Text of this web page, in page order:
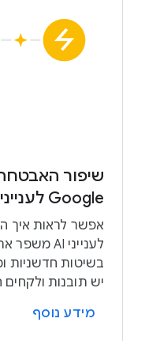
Google לענייני AI
בשיטות חדשניות
יש תובנות ולקחים
מידע נוסף